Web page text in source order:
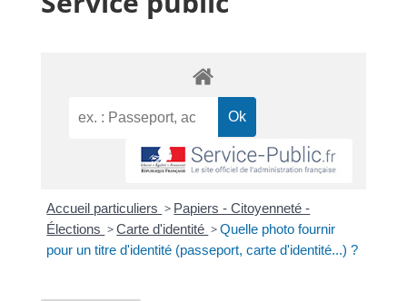
Accueil particuliers > Papiers - Citoyenneté -
Élections >Carte d'identité >Quelle photo fournir
pour un titre d'identité (passeport, carte d'identité...) ?